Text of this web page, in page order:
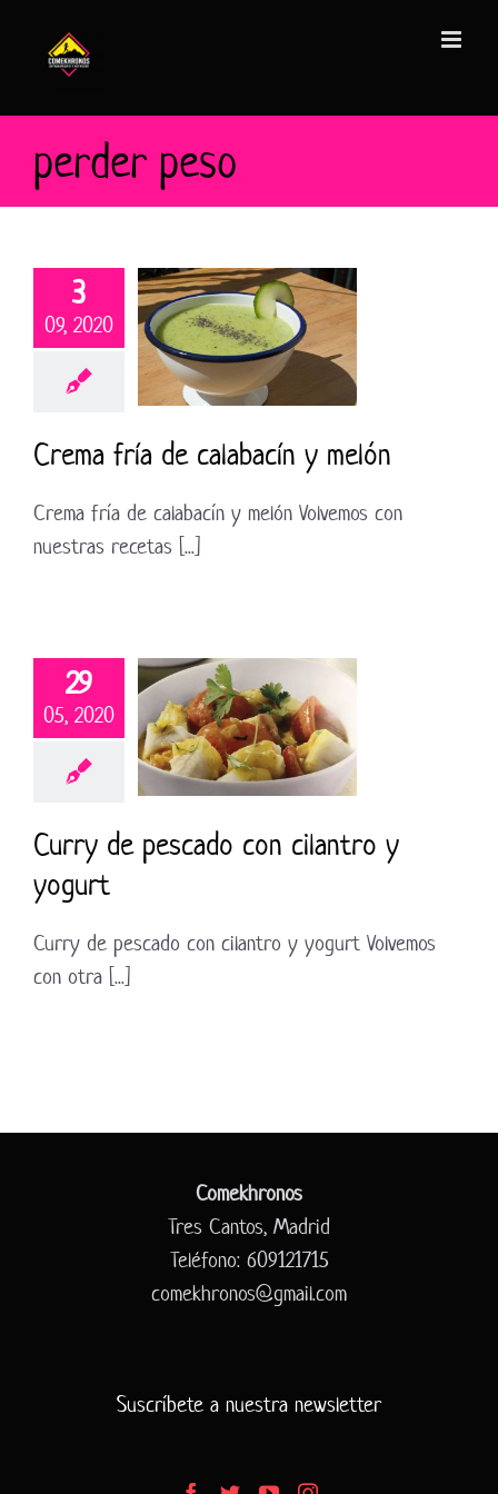
contenido
perder peso
3
09, 2020
Crema fría de calabacín y melón
Crema fría de calabacín y melón Volvemos con
nuestras recetas [...]
29
05, 2020
Curry de pescado con cilantro y
yogurt
Curry de pescado con cilantro y yogurt Volvemos
con otra [...]
Comekhronos
Tres Cantos, Madrid
Teléfono: 609121715
comekhronos@gmail.com
Suscríbete a nuestra newsletter